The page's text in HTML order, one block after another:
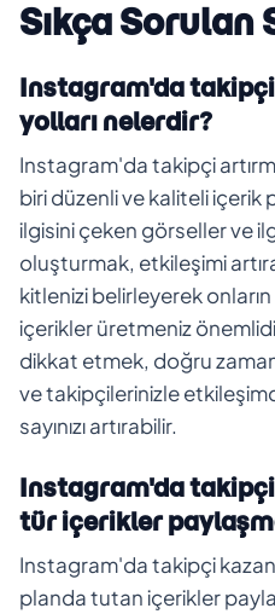
Sıkça Sorulan
Instagram'da
yolları nelerdir?
Instagram'da takipçi
biri düzenli ve kaliteli içerik
ilgisini çeken görseller ve
oluşturmak, etkileşimi
kitlenizi belirleyerek
içerikler üretmeniz
dikkat etmek, doğru
ve takipçilerinizle
sayınızı artırabilir.
Instagram'da
tür içerikler
Instagram'da takipçi
planda tutan içerikler